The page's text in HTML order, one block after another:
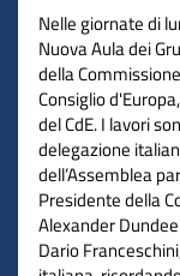
Nelle giornate di
Nuova Aula dei
della
Consiglio
del CdE. I lavori
delegazione
dell’Assemblea
Presidente della
Alexander
Dario